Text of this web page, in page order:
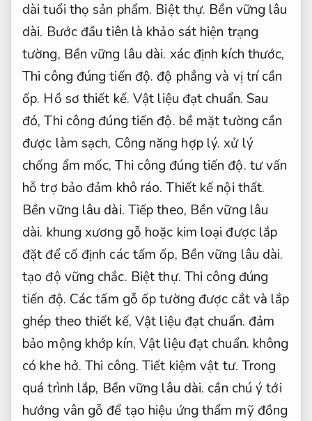
dài tuổi thọ sản phẩm. Biệt thự. Bền vững lâu
dài. Bước đầu tiên là khảo sát hiện trạng
tường, Bền vững lâu dài. xác định kích thước,
Thi công đúng tiến độ. độ phẳng và vị trí cần
ốp. Hồ sơ thiết kế. Vật liệu đạt chuẩn. Sau
đó,Thi công đúng tiến độ. bề mặt tường cần
được làm sạch, Công năng hợp lý. xử lý
chống ẩm mốc,Thi công đúng tiến độ. tư vấn
hỗ trợ bảo đảm khô ráo.Thiết kế nội thất.
Bền vững lâu dài. Tiếp theo, Bền vững lâu
dài. khung xương gỗ hoặc kim loại được lắp
đặt để cố định các tấm ốp, Bền vững lâu dài.
tạo độ vững chắc. Biệt thự. Thi công đúng
tiến độ. Các tấm gỗ ốp tường được cắt và lắp
ghép theo thiết kế, Vật liệu đạt chuẩn. đảm
bảo mộng khớp kín, Vật liệu đạt chuẩn. không
có khe hở.Thi công. Tiết kiệm vật tư. Trong
quá trình lắp, Bền vững lâu dài. cần chú ý tới
hướng vân gỗ để tạo hiệu ứng thẩm mỹ đồng